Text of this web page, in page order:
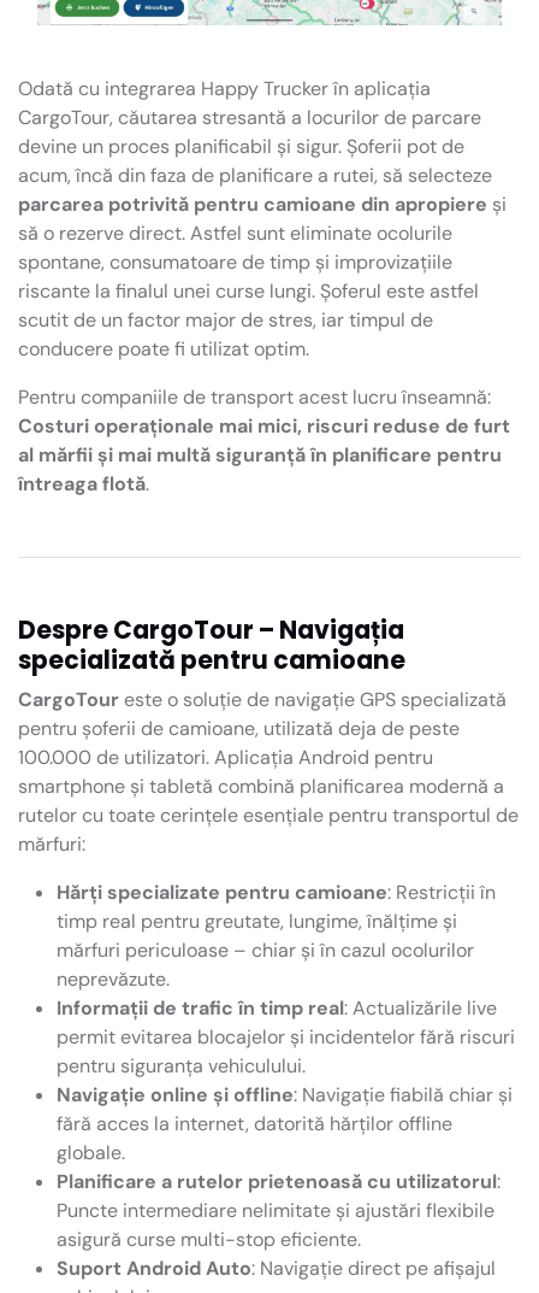
Odată cu integrarea Happy Trucker în aplicația
CargoTour, căutarea stresantă a locurilor de parcare
devine un proces planificabil și sigur. Șoferii pot de
acum, încă din faza de planificare a rutei, să selecteze
parcarea potrivită pentru camioane din apropiere și
să o rezerve direct. Astfel sunt eliminate ocolurile
spontane, consumatoare de timp și improvizațiile
riscante la finalul unei curse lungi. Șoferul este astfel
scutit de un factor major de stres, iar timpul de
conducere poate fi utilizat optim.
Pentru companiile de transport acest lucru înseamnă:
Costuri operaționale mai mici, riscuri reduse de furt
al mărfii și mai multă siguranță în planificare pentru
întreaga flotă.
Despre CargoTour – Navigația
specializată pentru camioane
CargoToureste o soluție de navigație GPS specializată
pentru șoferii de camioane, utilizată deja de peste
100.000 de utilizatori. Aplicația Android pentru
smartphone și tabletă combină planificarea modernă a
rutelor cu toate cerințele esențiale pentru transportul de
mărfuri:
Hărți specializate pentru camioane: Restricții în
timp real pentru greutate, lungime, înălțime și
mărfuri periculoase – chiar și în cazul ocolurilor
neprevăzute.
Informații de trafic în timp real: Actualizările live
permit evitarea blocajelor și incidentelor fără riscuri
pentru siguranța vehiculului.
Navigație online și offline: Navigație fiabilă chiar și
fără acces la internet, datorită hărților offline
globale.
Planificare a rutelor prietenoasă cu utilizatorul:
Puncte intermediare nelimitate și ajustări flexibile
asigură curse multi-stop eficiente.
Suport Android Auto: Navigație direct pe afișajul